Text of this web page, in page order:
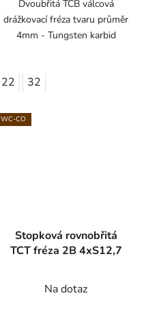
Dvoubřitá TCB válcová
drážkovací fréza tvaru průměr
4mm - Tungsten karbid
22 32
WC-CO
Stopková rovnobřitá
TCT fréza 2B 4xS12,7
Na dotaz